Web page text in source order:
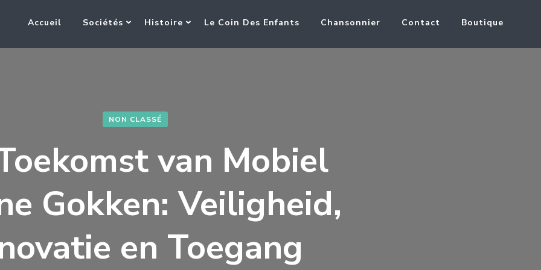
Accueil Sociétés Histoire Le Coin Des Enfants Chansonnier Contact Boutique
NON CLASSÉ
van Mobiel
Gokken: Veiligheid,
en Toegang